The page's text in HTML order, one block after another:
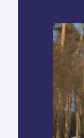
Femto is Expert